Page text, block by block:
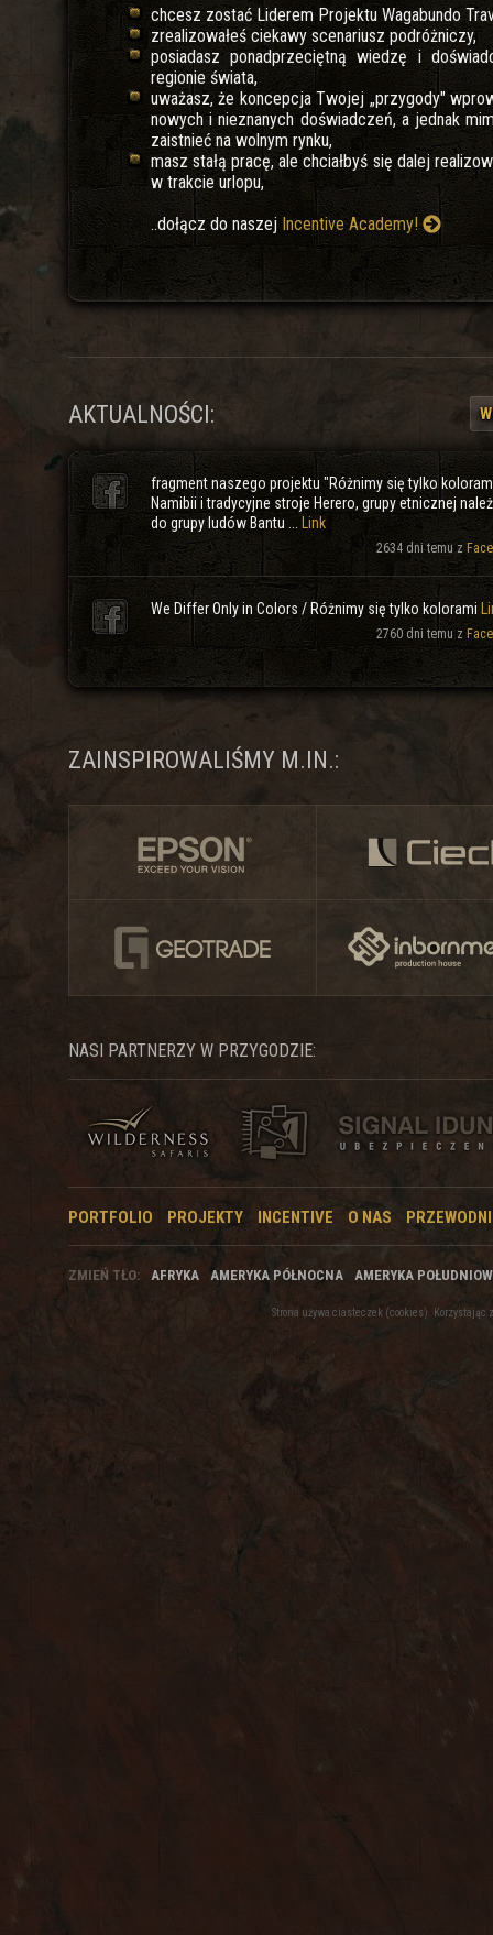
chcesz zostać Liderem Projektu Wagabundo
zrealizowałeś ciekawy scenariusz podróżniczy,
posiadasz ponadprzeciętną wiedzę i
regionie świata,
uważasz, że koncepcja Twojej „przygody"
nowych i nieznanych doświadczeń, a jednak
zaistnieć na wolnym rynku,
masz stałą pracę, ale chciałbyś się dalej
w trakcie urlopu,
..dołącz do naszej Incentive Academy!
AKTUALNOŚCI:
fragment naszego projektu "Różnimy się tylko
Namibii i tradycyjne stroje Herero, grupy etnicznej
do grupy ludów Bantu ...
Link
2634 dni temu z
We Differ Only in Colors / Różnimy się tylko kolorami
2760 dni temu z
ZAINSPIROWALIŚMY M.IN.:
NASI PARTNERZY W PRZYGODZIE:
PORTFOLIO PROJEKTY INCENTIVE O NAS
ZMIEŃ TŁO: AFRYKA AMERYKA PÓŁNOCNA AMERYKA
Strona używa ciasteczek (cookies).